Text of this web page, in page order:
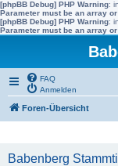
[phpBB Debug] PHP Warning:
Parameter must be an array
[phpBB Debug] PHP Warning:
Parameter must be an array
FAQ
Anmelden
Foren-Übersicht
Babenberg